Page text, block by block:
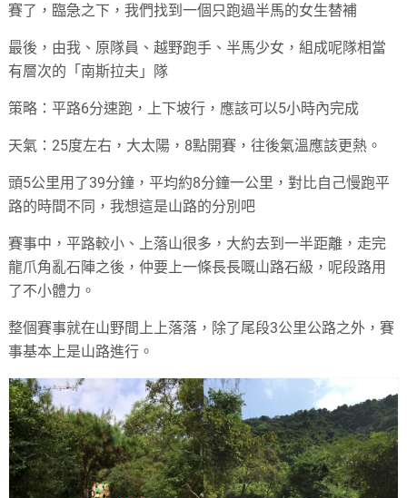
賽了，臨急之下，我們找到一個只跑過半馬的女生替補
最後，由我、原隊員、越野跑手、半馬少女，組成呢隊相當
有層次的「南斯拉夫」隊
策略：平路6分速跑，上下坡行，應該可以5小時內完成
天氣：25度左右，大太陽，8點開賽，往後氣溫應該更熱。
頭5公里用了39分鐘，平均約8分鐘一公里，對比自己慢跑平
路的時間不同，我想這是山路的分別吧
賽事中，平路較小、上落山很多，大約去到一半距離，走完
龍爪角亂石陣之後，仲要上一條長長嘅山路石級，呢段路用
了不小體力。
整個賽事就在山野間上上落落，除了尾段3公里公路之外，賽
事基本上是山路進行。